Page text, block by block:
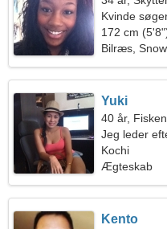
Kvinde
172 cm
Bilræs,
Yuki
40 år,
Jeg leder
Kochi
Ægteskab
Kento